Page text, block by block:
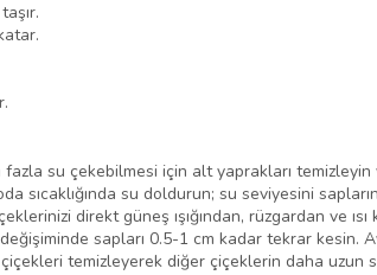
su çekebilmesi için alt yaprakları temizleyin
su doldurun; su seviyesini
direkt güneş ışığından, rüzgardan ve ısı
sapları 0.5-1 cm kadar tekrar kesin.
temizleyerek diğer çiçeklerin daha uzun